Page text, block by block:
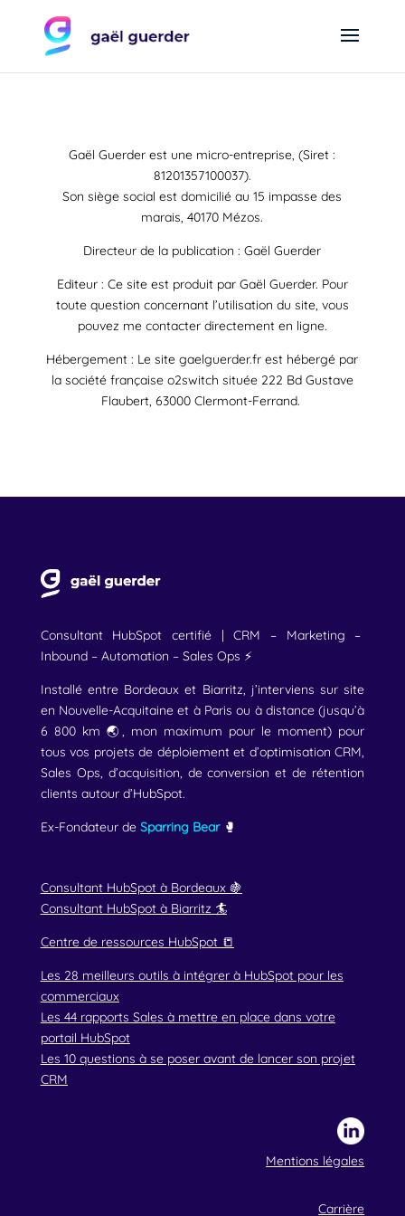
Gaël Guerder est une micro-entreprise, (Siret :
81201357100037).
Son siège social est domicilié au 15 impasse des
marais, 40170 Mézos.
Directeur de la publication : Gaël Guerder
Editeur : Ce site est produit par Gaël Guerder. Pour
toute question concernant l’utilisation du site, vous
pouvez me contacter directement en ligne.
Hébergement : Le site gaelguerder.fr est hébergé par
la société française o2switch située 222 Bd Gustave
Flaubert, 63000 Clermont-Ferrand.
Consultant HubSpot certifié | CRM – Marketing –
Inbound – Automation – Sales Ops ⚡
Installé entre Bordeaux et Biarritz, j’interviens sur site
en Nouvelle-Acquitaine et à Paris ou à distance (jusqu’à
6 800 km 🌏, mon maximum pour le moment) pour
tous vos projets de déploiement et d’optimisation CRM,
Sales Ops, d’acquisition, de conversion et de rétention
clients autour d’HubSpot.
Ex-Fondateur de Sparring Bear 🥊
Consultant HubSpot à Bordeaux 🍇
Consultant HubSpot à Biarritz 🏄
Centre de ressources HubSpot 📒
Les 28 meilleurs outils à intégrer à HubSpot pour les
commerciaux
Les 44 rapports Sales à mettre en place dans votre
portail HubSpot
Les 10 questions à se poser avant de lancer son projet
CRM
Mentions légales
Carrière